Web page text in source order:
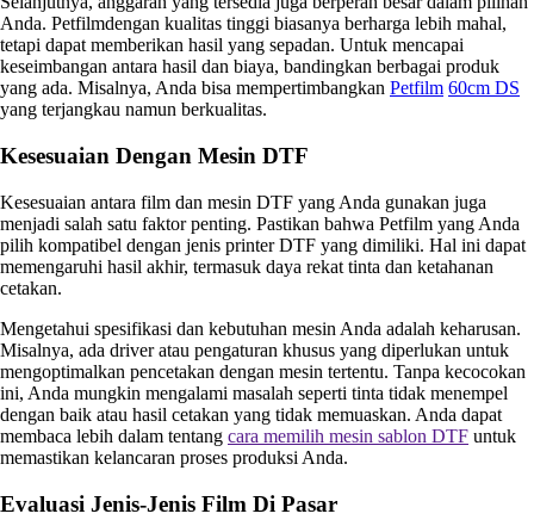
Anda. Petfilmdengan kualitas tinggi biasanya berharga lebih mahal,
tetapi dapat memberikan hasil yang sepadan. Untuk mencapai
keseimbangan antara hasil dan biaya, bandingkan berbagai produk
yang ada. Misalnya, Anda bisa mempertimbangkan Petfilm 60cm DS
yang terjangkau namun berkualitas.
Kesesuaian Dengan Mesin DTF
Kesesuaian antara film dan mesin DTF yang Anda gunakan juga
menjadi salah satu faktor penting. Pastikan bahwa Petfilm yang Anda
pilih kompatibel dengan jenis printer DTF yang dimiliki. Hal ini dapat
memengaruhi hasil akhir, termasuk daya rekat tinta dan ketahanan
cetakan.
Mengetahui spesifikasi dan kebutuhan mesin Anda adalah keharusan.
Misalnya, ada driver atau pengaturan khusus yang diperlukan untuk
mengoptimalkan pencetakan dengan mesin tertentu. Tanpa kecocokan
ini, Anda mungkin mengalami masalah seperti tinta tidak menempel
dengan baik atau hasil cetakan yang tidak memuaskan. Anda dapat
membaca lebih dalam tentang cara memilih mesin sablon DTF untuk
memastikan kelancaran proses produksi Anda.
Evaluasi Jenis-Jenis Film Di Pasar